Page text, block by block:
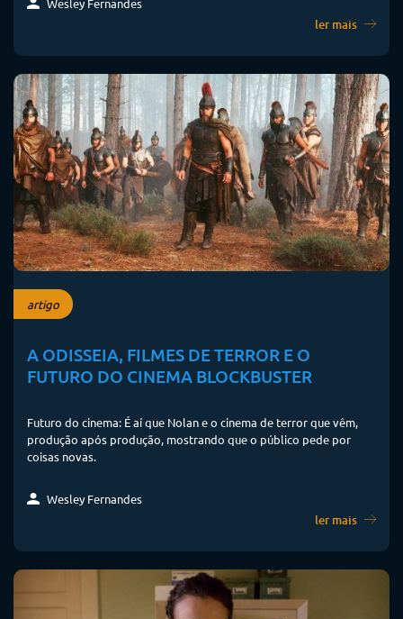
ler mais
artigo
A ODISSEIA, FILMES DE TERROR E O
FUTURO DO CINEMA BLOCKBUSTER
Futuro do cinema: É aí que Nolan e o cinema de terror que vêm,
produção após produção, mostrando que o público pede por
coisas novas.
Wesley Fernandes
ler mais